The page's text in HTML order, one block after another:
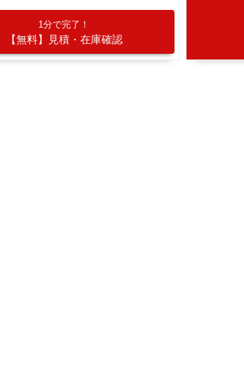
1分で完了！
【無料】見積・在庫確認